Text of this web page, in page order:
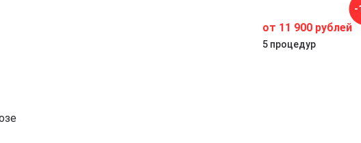
от 11 900 рублей
5 процедур
-